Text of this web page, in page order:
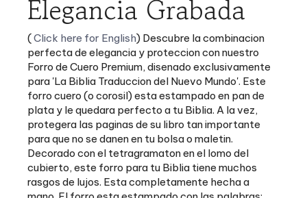
(Click here for English
) Descubre la combinacion
perfecta de elegancia y proteccion con nuestro
Forro de Cuero Premium, disenado exclusivamente
para 'La Biblia Traduccion del Nuevo Mundo'. Este
forro cuero (o corosil) esta estampado en pan de
plata y le quedara perfecto a tu Biblia. A la vez,
protegera las paginas de su libro tan importante
para que no se danen en tu bolsa o maletin.
Decorado con el tetragramaton en el lomo del
cubierto, este forro para tu Biblia tiene muchos
rasgos de lujos. Esta completamente hecha a
mano. El forro esta estampado con las palabras:
"La Biblia Traduccion del Nuevo Mundo."